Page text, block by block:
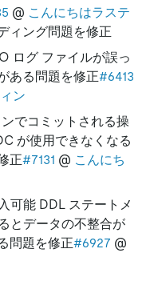
@ こんにちはラステ
ィング問題を修正
ログ ファイルが誤っ
ある問題を修正#6413
ン
でコミットされる操
が使用できなくなる
正#7131 @ こんにち
可能 DDL ステートメ
とデータの不整合が
問題を修正#6927 @